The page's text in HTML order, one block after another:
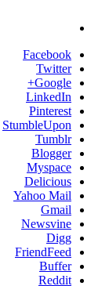
Facebook
Twitter
Google+
LinkedIn
Pinterest
StumbleUpon
Tumblr
Blogger
Myspace
Delicious
Yahoo Mail
Gmail
Newsvine
Digg
FriendFeed
Buffer
Reddit